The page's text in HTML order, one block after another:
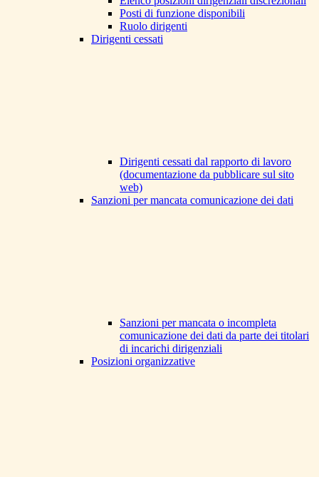
Posti di funzione disponibili
Ruolo dirigenti
Dirigenti cessati
Dirigenti cessati dal rapporto di lavoro
(documentazione da pubblicare sul sito
web)
Sanzioni per mancata comunicazione dei dati
Sanzioni per mancata o incompleta
comunicazione dei dati da parte dei titolari
di incarichi dirigenziali
Posizioni organizzative